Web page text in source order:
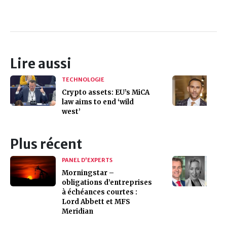
Lire aussi
TECHNOLOGIE
Crypto assets: EU’s MiCA
law aims to end ‘wild
west’
Plus récent
PANEL D'EXPERTS
Morningstar –
obligations d’entreprises
à échéances courtes :
Lord Abbett et MFS
Meridian